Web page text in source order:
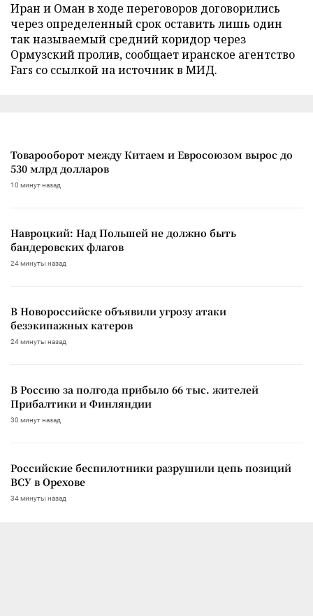
Иран и Оман в ходе переговоров договорились
через определенный срок оставить лишь один
так называемый средний коридор через
Ормузский пролив, сообщает иранское агентство
Fars со ссылкой на источник в МИД.
Товарооборот между Китаем и Евросоюзом вырос до
530 млрд долларов
10 минут назад
Навроцкий: Над Польшей не должно быть
бандеровских флагов
24 минуты назад
В Новороссийске объявили угрозу атаки
безэкипажных катеров
24 минуты назад
В Россию за полгода прибыло 66 тыс. жителей
Прибалтики и Финляндии
30 минут назад
Российские беспилотники разрушили цепь позиций
ВСУ в Орехове
34 минуты назад